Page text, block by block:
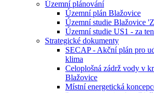
Územní plánování
Územní plán Blažovice
Územní studie Blažovice
Územní studie US1 - za
Strategické dokumenty
SECAP - Akční plán pro
klima
Celoplošná zádrž vody v
Blažovice
Místní energetická